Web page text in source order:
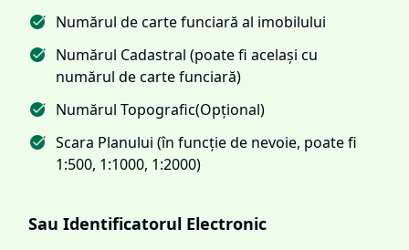
Numărul de carte funciară al imobilului
Numărul Cadastral (poate fi același cu
numărul de carte funciară)
Numărul Topografic(Opțional)
Scara Planului (în funcție de nevoie, poate fi
1:500, 1:1000, 1:2000)
Sau Identificatorul Electronic